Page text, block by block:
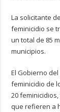
La solicitante
feminicidio se
un total de 85
municipios.
El Gobierno
feminicidio de
20
que refieren a